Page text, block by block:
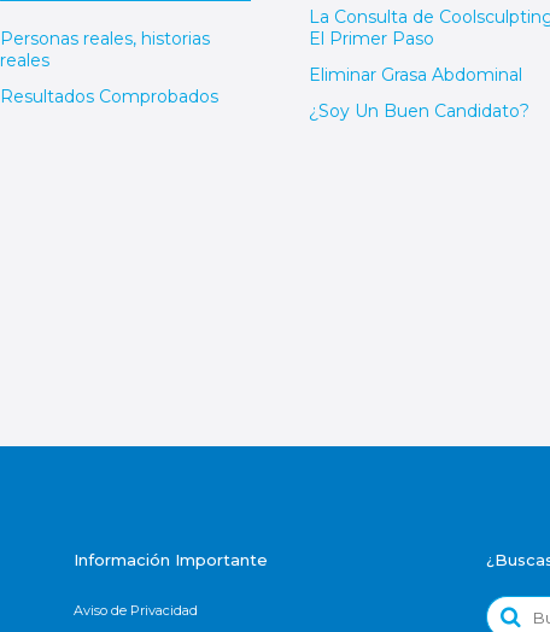
Personas reales, historias
reales
Resultados Comprobados
La Consulta de
El Primer Paso
Eliminar Grasa Abdominal
¿Soy Un Buen Candidato?
Información Importante
Aviso de Privacidad